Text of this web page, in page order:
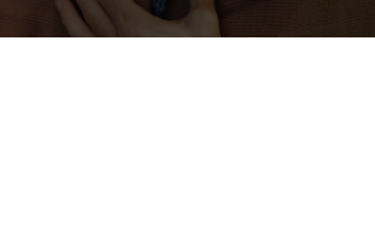
skin pigmentation, refines